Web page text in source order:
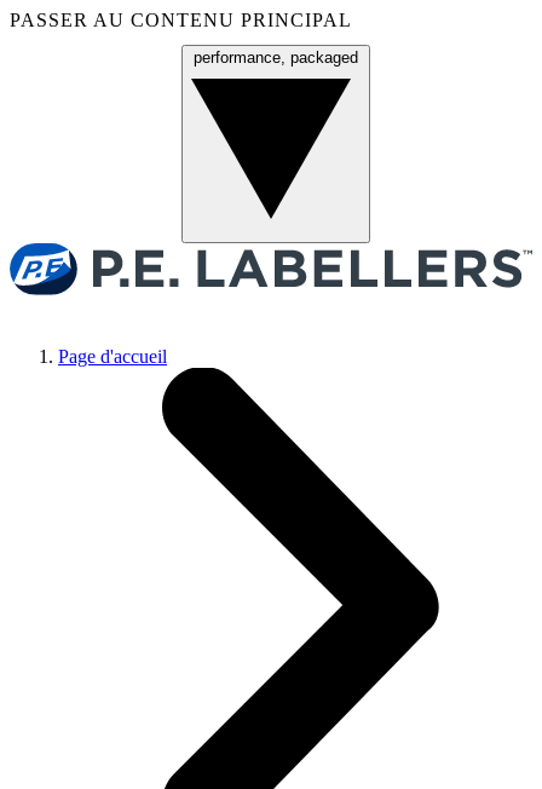
PASSER AU CONTENU PRINCIPAL
performance, packaged
Page d'accueil